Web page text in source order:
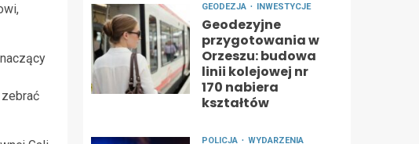
GEODEZJA
INWESTYCJE
Geodezyjne
przygotowania w
Orzeszu: budowa
linii kolejowej nr
170 nabiera
kształtów
POLICJA WYDARZENIA